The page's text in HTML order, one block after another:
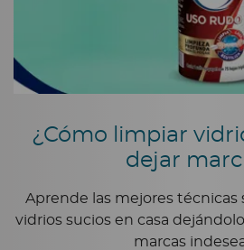
¿Cómo limpiar
dejar
Aprende las mejores técnicas
vidrios sucios en casa
marcas